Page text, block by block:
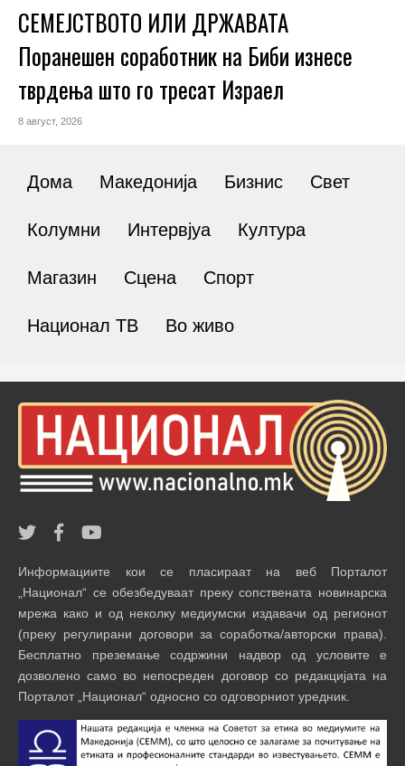
СЕМЕЈСТВОТО ИЛИ ДРЖАВАТА
Поранешен соработник на Биби изнесе
тврдења што го тресат Израел
8 август, 2026
Дома Македонија Бизнис Свет
Колумни Интервјуа Култура
Магазин Сцена Спорт
Национал ТВ Во живо
Информациите кои се пласираат на веб Порталот
„Национал“ се обезбедуваат преку сопствената новинарска
мрежа како и од неколку медиумски издавачи од регионот
(преку регулирани договори за соработка/авторски права).
Бесплатно преземање содржини надвор од условите е
дозволено само во непосреден договор со редакцијата на
Порталот „Национал“ односно со одговорниот уредник.